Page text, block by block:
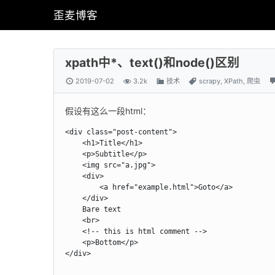
歪麦博客
xpath中*、text()和node()区别
2019-07-02 3.2k 技术 scrapy, XPath, 爬虫
假设有这么一段html：
<div class="post-content">
</div>